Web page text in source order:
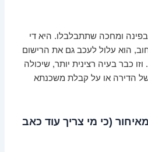
ומחכה שתתבלבלו. היא די
חוב, הוא עלול לעכב גם את הרישום
כבר בעיה רצינית יותר, שיכולה
הדירה או על קבלת משכנתא
(כי מי צריך עוד כאב